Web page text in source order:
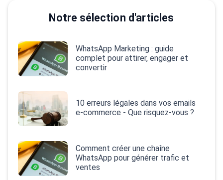
Notre sélection d'articles
WhatsApp Marketing : guide
complet pour attirer, engager et
convertir
10 erreurs légales dans vos emails
e‑commerce - Que risquez-vous ?
Comment créer une chaîne
WhatsApp pour générer trafic et
ventes